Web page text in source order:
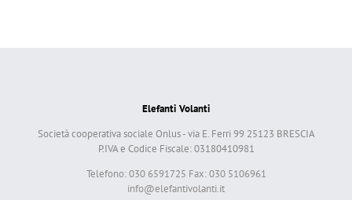
Elefanti Volanti
Società cooperativa sociale Onlus - via E. Ferri 99 25123 BRESCIA
P.IVA e Codice Fiscale: 03180410981
Telefono: 030 6591725 Fax: 030 5106961
info@elefantivolanti.it